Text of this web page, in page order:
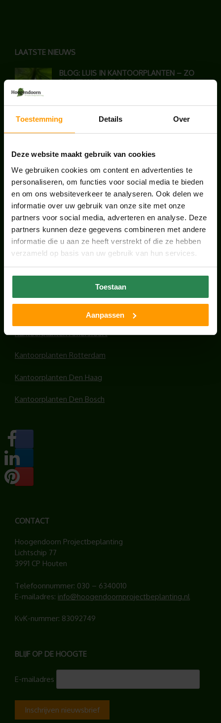
Toestemming Details Over
Deze website maakt gebruik van cookies
We gebruiken cookies om content en advertenties te
personaliseren, om functies voor social media te bieden
en om ons websiteverkeer te analyseren. Ook delen we
informatie over uw gebruik van onze site met onze
partners voor social media, adverteren en analyse. Deze
partners kunnen deze gegevens combineren met andere
informatie die u aan ze heeft verstrekt of die ze hebben
verzameld op basis van uw gebruik van hun services.
Toestaan
Aanpassen
LAATSTE NIEUWS
BLOG: LUIS IN KANTOORPLANTEN – ZO
PAKKEN WE HET AAN
UNION HOUSE UTRECHT
juli 28, 2026
ONS TEAM GROEIT VERDER
juni 17, 2026
HANDIGE LINKS
Office plants
Kantoorplanten Amsterdam
Kantoorplanten Amersfoort
Kantoorplanten Rotterdam
Kantoorplanten Den Haag
Kantoorplanten Den Bosch
CONTACT
Hoogendoorn Projectbeplanting
Lichtschip 77
3991 CP Houten
Telefoonnummer: 030 – 6340010
E-mailadres: info@hoogendoornprojectbeplanting.nl
KvK-nummer: 83092749
BLIJF OP DE HOOGTE
E-mailadres